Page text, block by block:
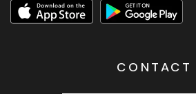
CONTACT